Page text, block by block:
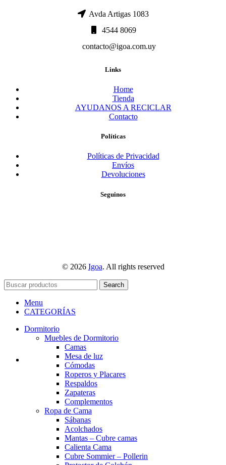
Avda Artigas 1083
4544 8069
contacto@igoa.com.uy
Links
Home
Tienda
AYUDANOS A RECICLAR
Contacto
Políticas
Políticas de Privacidad
Envíos
Devoluciones
Seguinos
© 2026 Igoa. All rights reserved
Search
Menu
CATEGORÍAS
Dormitorio
Muebles de Dormitorio
Camas
Mesa de luz
Cómodas
Roperos y Placares
Respaldos
Zapateras
Complementos
Ropa de Cama
Sábanas
Acolchados
Mantas – Cubre camas
Calienta Cama
Cubre Sommier – Pollerin